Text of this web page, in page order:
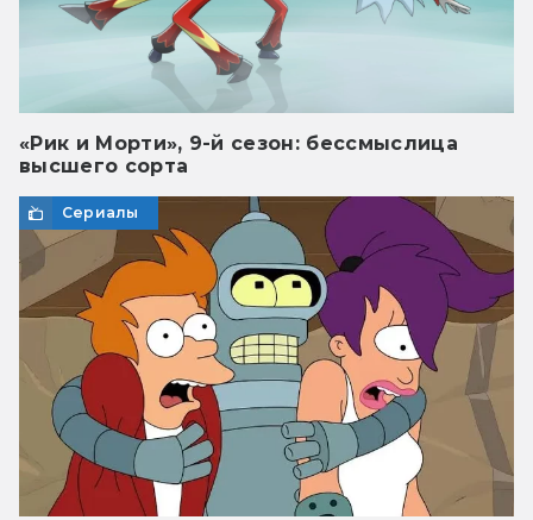
«Рик и Морти», 9-й сезон: бессмыслица
высшего сорта
Сериалы